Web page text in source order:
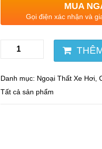
MUA
Gọi điện xác nhận và
Danh mục: Ngoại Thất Xe Hơi ,
Tất cả sản phẩm